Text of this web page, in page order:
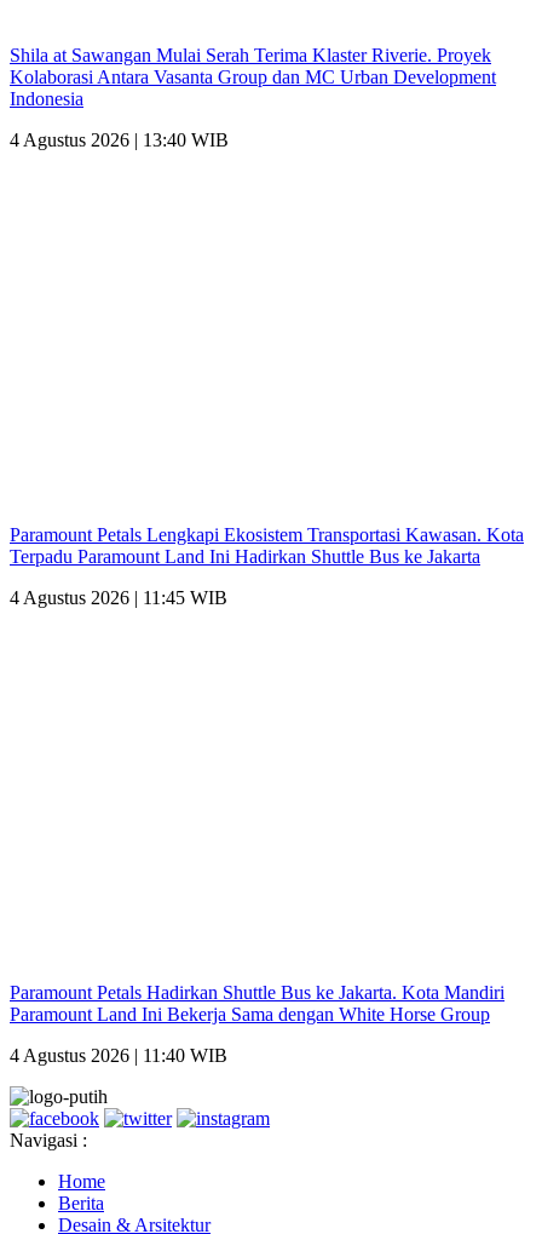
Shila at Sawangan Mulai Serah Terima Klaster Riverie. Proyek
Kolaborasi Antara Vasanta Group dan MC Urban Development
Indonesia
4 Agustus 2026 | 13:40 WIB
Paramount Petals Lengkapi Ekosistem Transportasi Kawasan. Kota
Terpadu Paramount Land Ini Hadirkan Shuttle Bus ke Jakarta
4 Agustus 2026 | 11:45 WIB
Paramount Petals Hadirkan Shuttle Bus ke Jakarta. Kota Mandiri
Paramount Land Ini Bekerja Sama dengan White Horse Group
4 Agustus 2026 | 11:40 WIB
Navigasi :
Home
Berita
Desain & Arsitektur